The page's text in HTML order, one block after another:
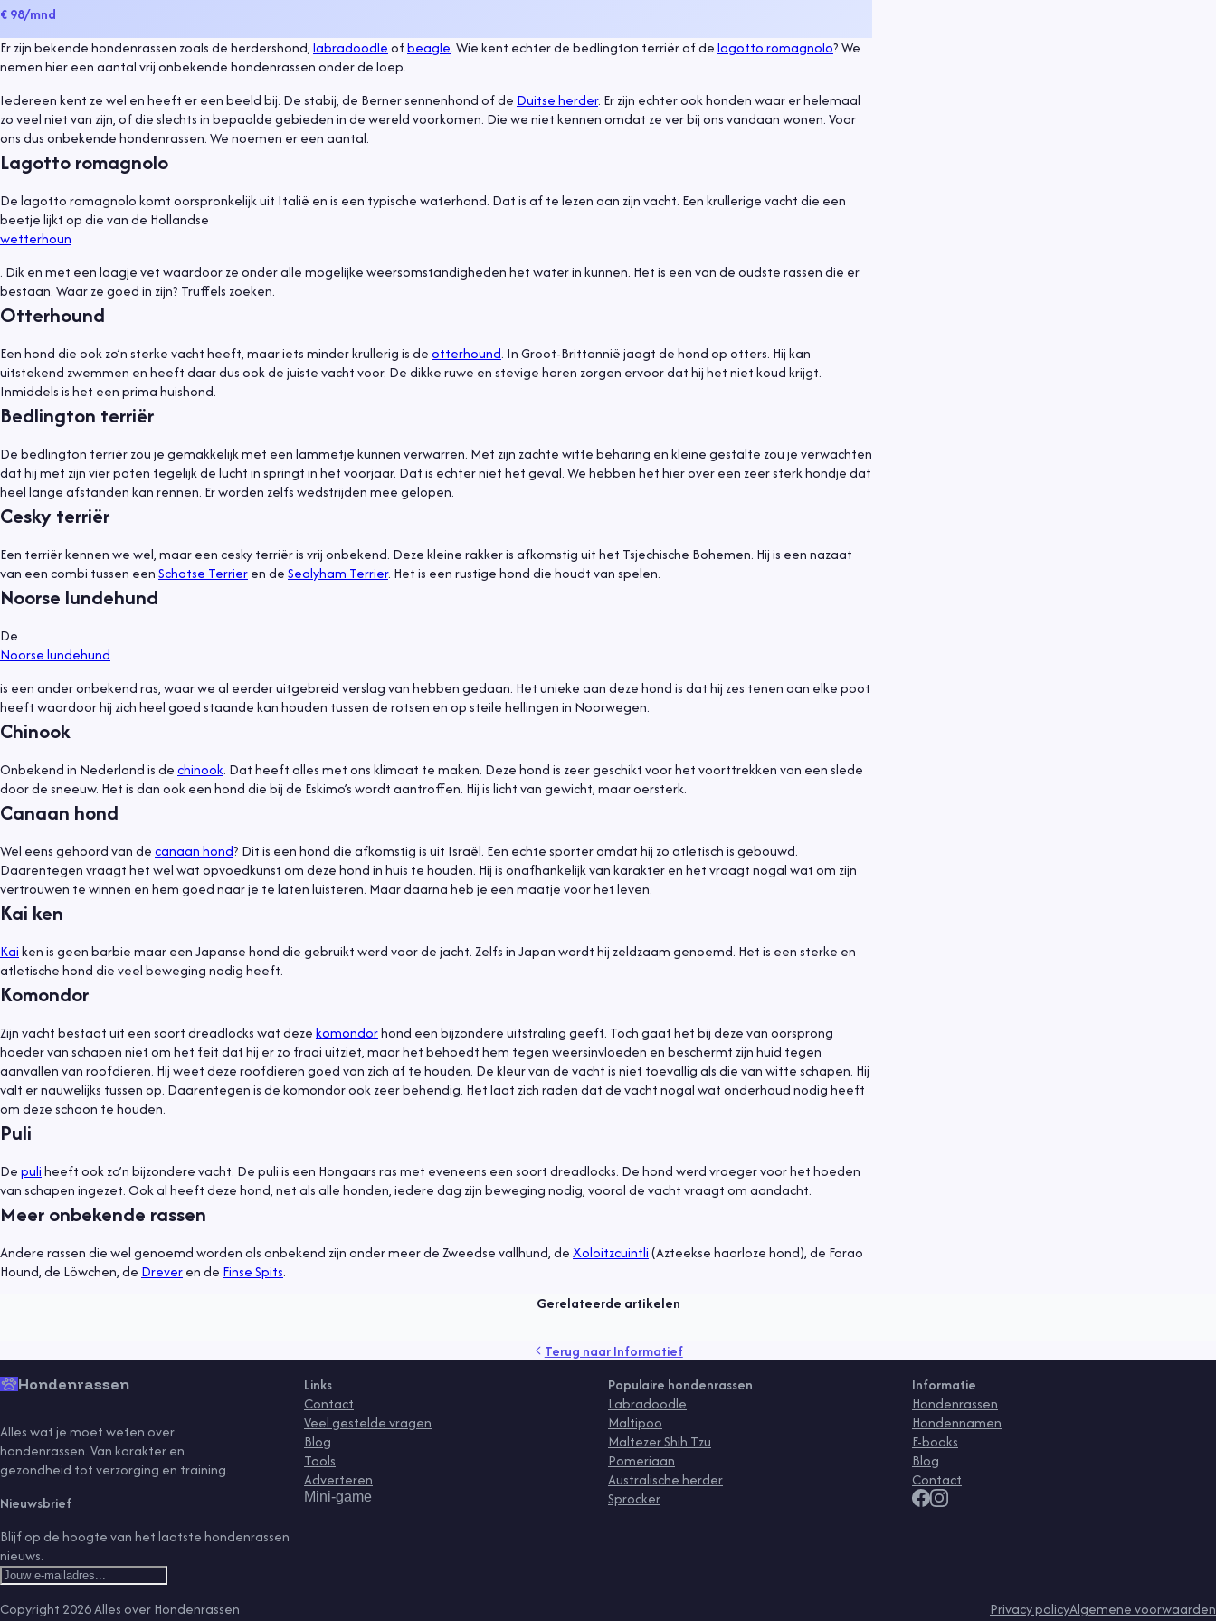
€ 98/mnd
Er zijn bekende hondenrassen zoals de herdershond,labradoodleofbeagle. Wie kent echter de bedlington terriër of delagotto romagnolo? We
nemen hier een aantal vrij onbekende hondenrassen onder de loep.
Iedereen kent ze wel en heeft er een beeld bij. De stabij, de Berner sennenhond of de Duitse herder. Er zijn echter ook honden waar er helemaal
zo veel niet van zijn, of die slechts in bepaalde gebieden in de wereld voorkomen. Die we niet kennen omdat ze ver bij ons vandaan wonen. Voor
ons dus onbekende hondenrassen. We noemen er een aantal.
Lagotto romagnolo
De lagotto romagnolo komt oorspronkelijk uit Italië en is een typische waterhond. Dat is af te lezen aan zijn vacht. Een krullerige vacht die een
beetje lijkt op die van de Hollandse
wetterhoun
. Dik en met een laagje vet waardoor ze onder alle mogelijke weersomstandigheden het water in kunnen. Het is een van de oudste rassen die er
bestaan. Waar ze goed in zijn? Truffels zoeken.
Otterhound
Een hond die ook zo’n sterke vacht heeft, maar iets minder krullerig is deotterhound. In Groot-Brittannië jaagt de hond op otters. Hij kan
uitstekend zwemmen en heeft daar dus ook de juiste vacht voor. De dikke ruwe en stevige haren zorgen ervoor dat hij het niet koud krijgt.
Inmiddels is het een prima huishond.
Bedlington terriër
De bedlington terriër zou je gemakkelijk met een lammetje kunnen verwarren. Met zijn zachte witte beharing en kleine gestalte zou je verwachten
dat hij met zijn vier poten tegelijk de lucht in springt in het voorjaar. Dat is echter niet het geval. We hebben het hier over een zeer sterk hondje dat
heel lange afstanden kan rennen. Er worden zelfs wedstrijden mee gelopen.
Cesky terriër
Een terriër kennen we wel, maar een cesky terriër is vrij onbekend. Deze kleine rakker is afkomstig uit het Tsjechische Bohemen. Hij is een nazaat
van een combi tussen eenSchotse Terrieren deSealyham Terrier. Het is een rustige hond die houdt van spelen.
Noorse lundehund
De
Noorse lundehund
is een ander onbekend ras, waar we al eerder uitgebreid verslag van hebben gedaan. Het unieke aan deze hond is dat hij zes tenen aan elke poot
heeft waardoor hij zich heel goed staande kan houden tussen de rotsen en op steile hellingen in Noorwegen.
Chinook
Onbekend in Nederland is dechinook. Dat heeft alles met ons klimaat te maken. Deze hond is zeer geschikt voor het voorttrekken van een slede
door de sneeuw. Het is dan ook een hond die bij de Eskimo’s wordt aantroffen. Hij is licht van gewicht, maar oersterk.
Canaan hond
Wel eens gehoord van decanaan hond? Dit is een hond die afkomstig is uit Israël. Een echte sporter omdat hij zo atletisch is gebouwd.
Daarentegen vraagt het wel wat opvoedkunst om deze hond in huis te houden. Hij is onafhankelijk van karakter en het vraagt nogal wat om zijn
vertrouwen te winnen en hem goed naar je te laten luisteren. Maar daarna heb je een maatje voor het leven.
Kai ken
Kaiken is geen barbie maar een Japanse hond die gebruikt werd voor de jacht. Zelfs in Japan wordt hij zeldzaam genoemd. Het is een sterke en
atletische hond die veel beweging nodig heeft.
Komondor
Zijn vacht bestaat uit een soort dreadlocks wat dezekomondorhond een bijzondere uitstraling geeft. Toch gaat het bij deze van oorsprong
hoeder van schapen niet om het feit dat hij er zo fraai uitziet, maar het behoedt hem tegen weersinvloeden en beschermt zijn huid tegen
aanvallen van roofdieren. Hij weet deze roofdieren goed van zich af te houden. De kleur van de vacht is niet toevallig als die van witte schapen. Hij
valt er nauwelijks tussen op. Daarentegen is de komondor ook zeer behendig. Het laat zich raden dat de vacht nogal wat onderhoud nodig heeft
om deze schoon te houden.
Puli
Depuliheeft ook zo’n bijzondere vacht. De puli is een Hongaars ras met eveneens een soort dreadlocks. De hond werd vroeger voor het hoeden
van schapen ingezet. Ook al heeft deze hond, net als alle honden, iedere dag zijn beweging nodig, vooral de vacht vraagt om aandacht.
Meer onbekende rassen
Andere rassen die wel genoemd worden als onbekend zijn onder meer de Zweedse vallhund, deXoloitzcuintli(Azteekse haarloze hond), de Farao
Hound, de Löwchen, de Dreveren de Finse Spits.
Gerelateerde artikelen
Informatief 6 juli 2021
Hond uit asiel, waar moet je op letten?
Terug naarInformatief
Hondenrassen
Alles wat je moet weten over
hondenrassen. Van karakter en
gezondheid tot verzorging en training.
Nieuwsbrief
Blijf op de hoogte van het laatste hondenrassen
nieuws.
Links
Contact
Veel gestelde vragen
Blog
Tools
Adverteren
Mini-game
Populaire hondenrassen
Labradoodle
Maltipoo
Maltezer Shih Tzu
Pomeriaan
Australische herder
Sprocker
Informatie
Hondenrassen
Hondennamen
E-books
Blog
Contact
Copyright 2026Alles over Hondenrassen Privacy policyAlgemene voorwaarden